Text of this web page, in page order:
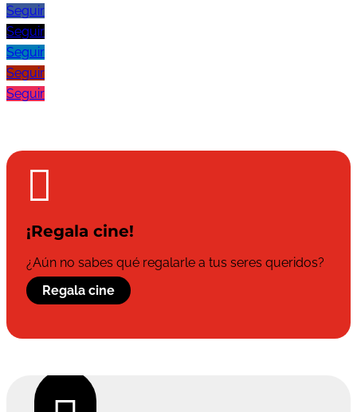
Seguir
Seguir
Seguir
Seguir
Seguir

¡Regala cine!
¿Aún no sabes qué regalarle a tus seres queridos?
Regala cine